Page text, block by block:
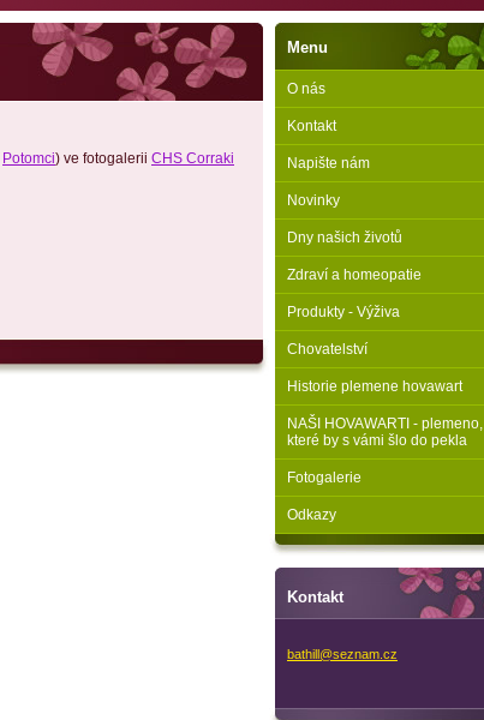
Potomci) ve fotogalerii CHS Corraki
Menu
O nás
Kontakt
Napište nám
Novinky
Dny našich životů
Zdraví a homeopatie
Produkty - Výživa
Chovatelství
Historie plemene hovawart
NAŠI HOVAWARTI - plemeno,
které by s vámi šlo do pekla
Fotogalerie
Odkazy
Kontakt
bathill@seznam.cz